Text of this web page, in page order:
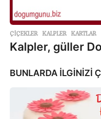
ÇİÇEKLER ,KALPLER ,KARTLAR
Kalpler, güller
BUNLARDA İLGİNİZİ